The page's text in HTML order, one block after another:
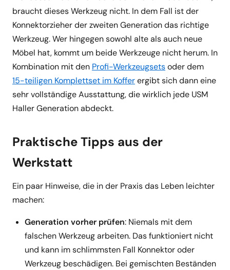
braucht dieses Werkzeug nicht. In dem Fall ist der
Konnektorzieher der zweiten Generation das richtige
Werkzeug. Wer hingegen sowohl alte als auch neue
Möbel hat, kommt um beide Werkzeuge nicht herum. In
Kombination mit den Profi-Werkzeugsetsoder dem
15-teiligen Komplettset im Kofferergibt sich dann eine
sehr vollständige Ausstattung, die wirklich jede USM
Haller Generation abdeckt.
Praktische Tipps aus der
Werkstatt
Ein paar Hinweise, die in der Praxis das Leben leichter
machen:
Generation vorher prüfen: Niemals mit dem
falschen Werkzeug arbeiten. Das funktioniert nicht
und kann im schlimmsten Fall Konnektor oder
Werkzeug beschädigen. Bei gemischten Beständen